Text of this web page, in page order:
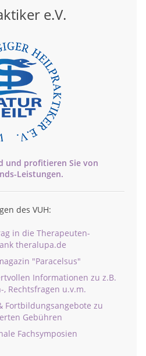
e.V.
und profitieren Sie von
Leistungen.
des VUH:
in die Therapeuten-
theralupa.de
"Paracelsus"
Informationen zu z.B.
, Rechtsfragen u.v.m.
Fortbildungsangebote zu
Gebühren
Fachsymposien